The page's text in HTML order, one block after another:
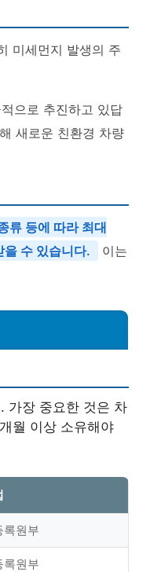
미세먼지 발생의 주
으로 추진하고 있답
새로운 친환경 차량
류 등에 따라 최대
수 있습니다.
이는
가장 중요한 것은 차
월 이상 소유해야
록원부
록원부